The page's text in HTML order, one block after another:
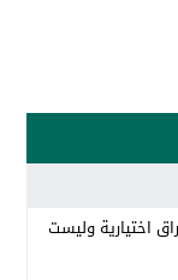
اختيارية وليست